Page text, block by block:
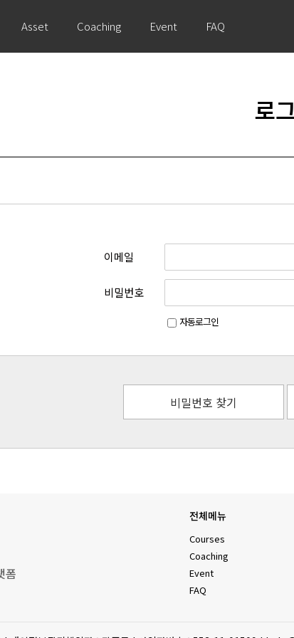
Asset Coaching Event FAQ
로
이메일
비밀번호
자동로그인
비밀번호 찾기
폼
전체메뉴
Courses
Coaching
Event
FAQ